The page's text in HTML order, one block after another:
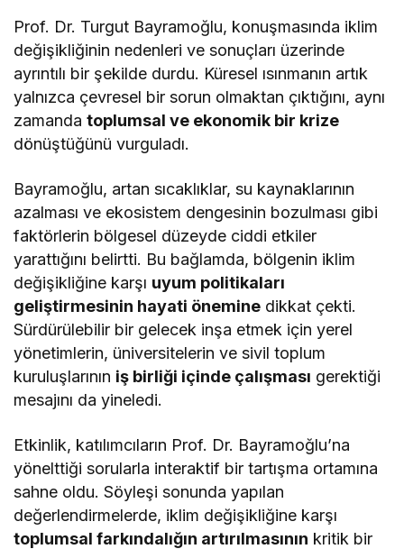
Prof. Dr. Turgut Bayramoğlu, konuşmasında iklim
değişikliğinin nedenleri ve sonuçları üzerinde
ayrıntılı bir şekilde durdu. Küresel ısınmanın artık
yalnızca çevresel bir sorun olmaktan çıktığını, aynı
zamandatoplumsal ve ekonomik bir krize
dönüştüğünü vurguladı.
Bayramoğlu, artan sıcaklıklar, su kaynaklarının
azalması ve ekosistem dengesinin bozulması gibi
faktörlerin bölgesel düzeyde ciddi etkiler
yarattığını belirtti. Bu bağlamda, bölgenin iklim
değişikliğine karşı uyum politikaları
geliştirmesinin hayati önemine dikkat çekti.
Sürdürülebilir bir gelecek inşa etmek için yerel
yönetimlerin, üniversitelerin ve sivil toplum
kuruluşlarının iş birliği içinde çalışması gerektiği
mesajını da yineledi.
Etkinlik, katılımcıların Prof. Dr. Bayramoğlu’na
yönelttiği sorularla interaktif bir tartışma ortamına
sahne oldu. Söyleşi sonunda yapılan
değerlendirmelerde, iklim değişikliğine karşı
toplumsal farkındalığın artırılmasının kritik bir